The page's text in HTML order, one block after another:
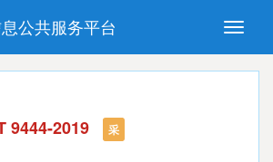
Toggle
公共服务平台
准 推荐性国家标准
件 (National standards in foreign
9444-2019 采